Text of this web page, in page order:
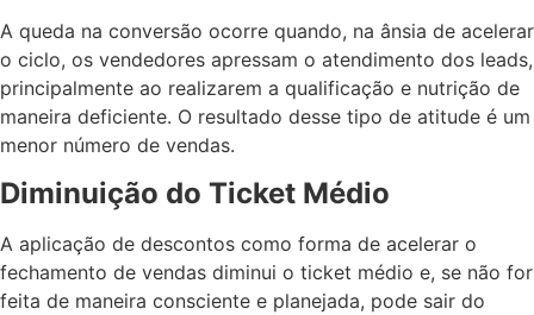
A queda na conversão ocorre quando, na ânsia de acelerar
o ciclo, os vendedores apressam o atendimento dos leads,
principalmente ao realizarem a qualificação e nutrição de
maneira deficiente. O resultado desse tipo de atitude é um
menor número de vendas.
Diminuição do Ticket Médio
A aplicação de descontos como forma de acelerar o
fechamento de vendas diminui o ticket médio e, se não for
feita de maneira consciente e planejada, pode sair do